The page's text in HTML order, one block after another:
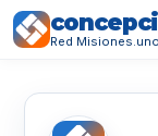
Red Misiones.uno